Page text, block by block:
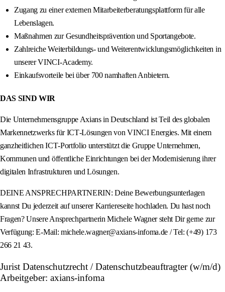
Zugang zu einer externen Mitarbeiterberatungsplattform für alle
Lebenslagen.
Maßnahmen zur Gesundheitsprävention und Sportangebote.
Zahlreiche Weiterbildungs- und Weiterentwicklungsmöglichkeiten in
unserer VINCI‑Academy.
Einkaufsvorteile bei über 700 namhaften Anbietern.
DAS SIND WIR
Die Unternehmensgruppe Axians in Deutschland ist Teil des globalen
Markennetzwerks für ICT‑Lösungen von VINCI Energies. Mit einem
ganzheitlichen ICT‑Portfolio unterstützt die Gruppe Unternehmen,
Kommunen und öffentliche Einrichtungen bei der Modernisierung ihrer
digitalen Infrastrukturen und Lösungen.
DEINE ANSPRECHPARTNERIN: Deine Bewerbungsunterlagen
kannst Du jederzeit auf unserer Karriereseite hochladen. Du hast noch
Fragen? Unsere Ansprechpartnerin Michele Wagner steht Dir gerne zur
Verfügung: E-Mail: michele.wagner@axians-infoma.de / Tel: (+49) 173
266 21 43.
Jurist Datenschutzrecht / Datenschutzbeauftragter (w/m/d)
Arbeitgeber: axians-infoma